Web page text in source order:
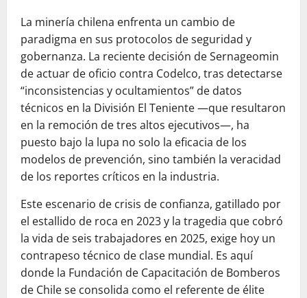
La minería chilena enfrenta un cambio de
paradigma en sus protocolos de seguridad y
gobernanza. La reciente decisión de Sernageomin
de actuar de oficio contra Codelco, tras detectarse
“inconsistencias y ocultamientos” de datos
técnicos en la División El Teniente —que resultaron
en la remoción de tres altos ejecutivos—, ha
puesto bajo la lupa no solo la eficacia de los
modelos de prevención, sino también la veracidad
de los reportes críticos en la industria.
Este escenario de crisis de confianza, gatillado por
el estallido de roca en 2023 y la tragedia que cobró
la vida de seis trabajadores en 2025, exige hoy un
contrapeso técnico de clase mundial. Es aquí
donde la Fundación de Capacitación de Bomberos
de Chile se consolida como el referente de élite